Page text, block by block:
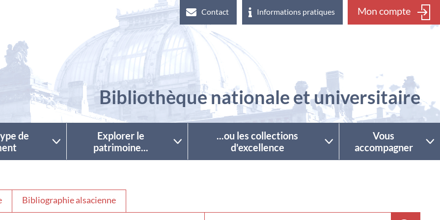
Contact Informations pratiques Mon compte
Bibliothèque nationale et universitaire
de
Explorer le
patrimoine...
...ou les collections
d'excellence
Vous
accompagner
Bibliographie alsacienne